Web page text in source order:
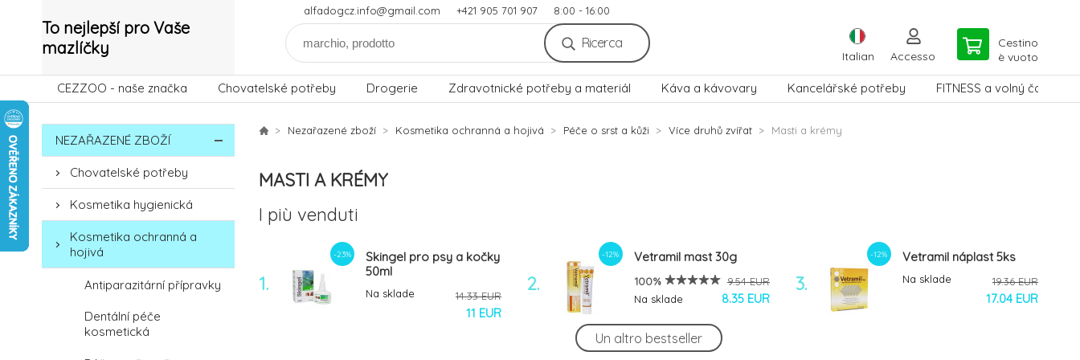
To nejlepší pro Vaše
mazlíčky
alfadogcz.info@gmail.com +421 905 701 907 8:00 - 16:00
Ricerca
Italian Accesso
Cestino
è vuoto
CEZZOO - naše značka Chovatelské potřeby Drogerie Zdravotnické potřeby a materiál Káva a kávovary Kancelářské potřeby FITNESS a volný čas
NEZAŘAZENÉ ZBOŽÍ
Chovatelské potřeby
Kosmetika hygienická
Kosmetika ochranná a
hojivá
Antiparazitární přípravky
Dentální péče
kosmetická
Nezařazené zboží Kosmetika ochranná a hojivá Péče o srst a kůži Více druhů zvířat Masti a krémy
MASTI A KRÉMY
I più venduti
1.
-23%
Skingel pro psy a kočky
50ml
Na sklade 14.33 EUR
11 EUR
2.
-12% Vetramil mast 30g
100%
Na sklade
9.54 EUR
8.35 EUR
3.
-12% Vetramil náplast 5ks
Na sklade 19.36 EUR
17.04 EUR
-13% Vetramil ung. 10 g
Un altro bestseller